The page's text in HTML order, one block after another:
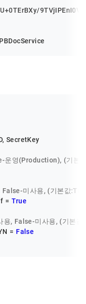
PBDocService
SecretKey
운영(Production), (기본
미사용, (기본값
=
True
용, False-미사용, (기본값
=
False